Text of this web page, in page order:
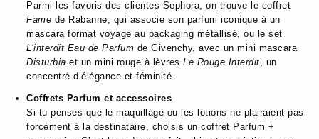
Parmi les favoris des clientes Sephora, on trouve le coffret
Fame de Rabanne, qui associe son parfum iconique à un
mascara format voyage au packaging métallisé, ou le set
L’interdit Eau de Parfum de Givenchy, avec un mini mascara
Disturbia et un mini rouge à lèvres Le Rouge Interdit, un
concentré d’élégance et féminité.
Coffrets Parfum et accessoires
Si tu penses que le maquillage ou les lotions ne plairaient pas
forcément à la destinataire, choisis un coffret Parfum +